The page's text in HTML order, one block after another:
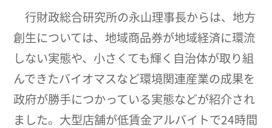
行財政総合研究所の永山理事長からは、地方
創生については、地域商品券が地域経済に環流
しない実態や、小さくても輝く自治体が取り組
んできたバイオマスなど環境関連産業の成果を
政府が勝手につかっている実態などが紹介され
ました。大型店舗が低賃金アルバイトで24時間